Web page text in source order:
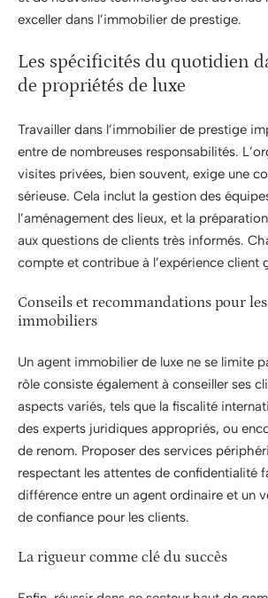
exceller dans l’immobilier de prestige.
Les spécificités du quotidien
de propriétés de luxe
Travailler dans l’immobilier de prestige
entre de nombreuses responsabilités.
visites privées, bien souvent, exige une
sérieuse. Cela inclut la gestion des
l’aménagement des lieux, et la
aux questions de clients très informés.
compte et contribue à l’expérience client
Conseils et recommandations pour
immobiliers
Un agent immobilier de luxe ne se limite
rôle consiste également à conseiller ses
aspects variés, tels que la fiscalité
des experts juridiques appropriés, ou
de renom. Proposer des services
respectant les attentes de confidentialité
différence entre un agent ordinaire et un
de confiance pour les clients.
La rigueur comme clé du succès